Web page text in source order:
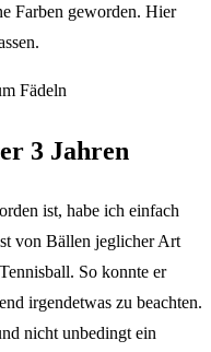
Farben geworden. Hier
3 Jahren
ist, habe ich einfach
von Bällen jeglicher Art
So konnte er
irgendetwas zu beachten.
nicht unbedingt ein